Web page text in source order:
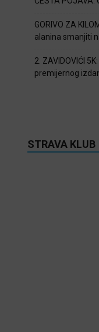
GORIVO ZA
alanina smanjiti
2. ZAVIDOVIĆI
premijernog
STRAVA KLUB